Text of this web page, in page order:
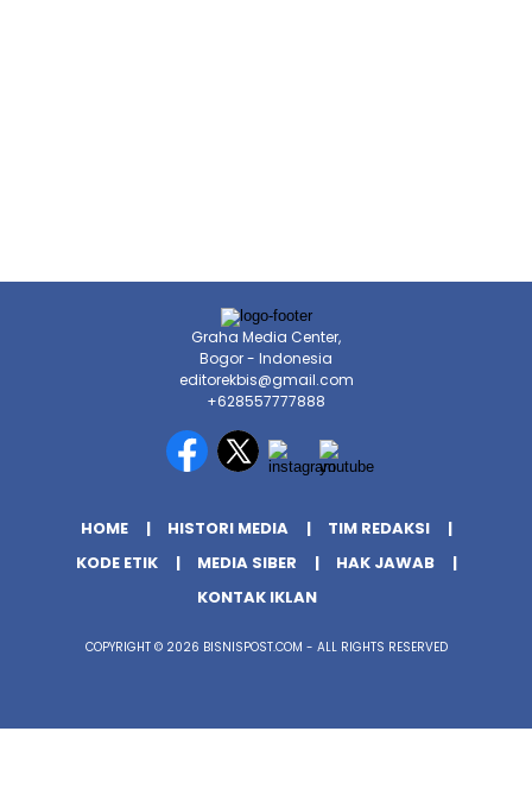
Graha Media Center,
Bogor - Indonesia
editorekbis@gmail.com
+628557777888
HOME HISTORI MEDIA
TIM REDAKSI
KODE ETIK
MEDIA SIBER
HAK JAWAB
KONTAK IKLAN
COPYRIGHT © 2026 BISNISPOST.COM - ALL RIGHTS RESERVED